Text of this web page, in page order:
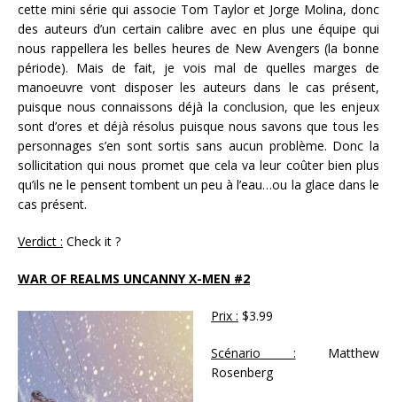
cette mini série qui associe Tom Taylor et Jorge Molina, donc
des auteurs d’un certain calibre avec en plus une équipe qui
nous rappellera les belles heures de New Avengers (la bonne
période). Mais de fait, je vois mal de quelles marges de
manoeuvre vont disposer les auteurs dans le cas présent,
puisque nous connaissons déjà la conclusion, que les enjeux
sont d’ores et déjà résolus puisque nous savons que tous les
personnages s’en sont sortis sans aucun problème. Donc la
sollicitation qui nous promet que cela va leur coûter bien plus
qu’ils ne le pensent tombent un peu à l’eau…ou la glace dans le
cas présent.
Verdict : Check it ?
WAR OF REALMS UNCANNY X-MEN #2
Prix : $3.99
Scénario : Matthew
Rosenberg